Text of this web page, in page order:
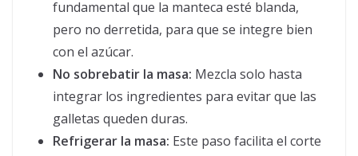
fundamental que la manteca esté blanda,
pero no derretida, para que se integre bien
con el azúcar.
No sobrebatir la masa: Mezcla solo hasta
integrar los ingredientes para evitar que las
galletas queden duras.
Refrigerar la masa: Este paso facilita el corte